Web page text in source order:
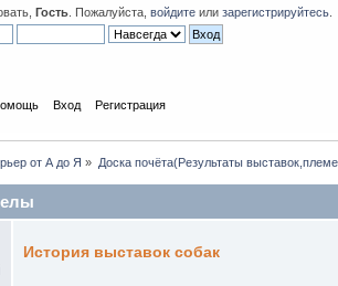
Гость . Пожалуйста, войдите или зарегистрируйтесь
Вход Регистрация
от А до Я » Доска почёта(Результаты
История выставок собак